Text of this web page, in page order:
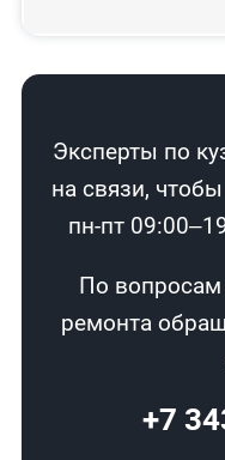
Эксперты по
на связи,
пн-пт
По вопросам
ремонта
+7